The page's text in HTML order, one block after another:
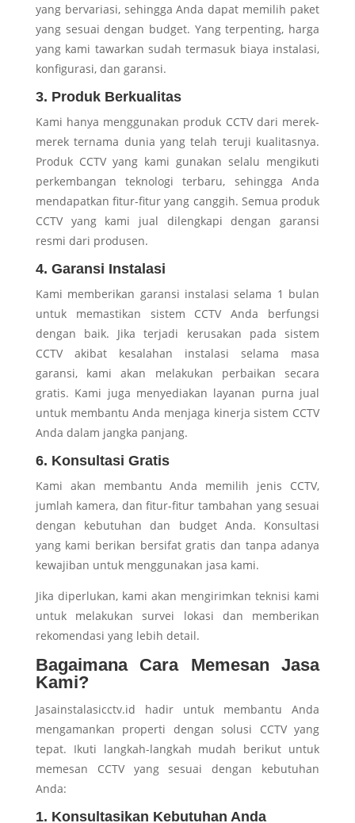
yang bervariasi, sehingga Anda dapat memilih paket
yang sesuai dengan budget. Yang terpenting, harga
yang kami tawarkan sudah termasuk biaya instalasi,
konfigurasi, dan garansi.
3. Produk Berkualitas
Kami hanya menggunakan produk CCTV dari merek-
merek ternama dunia yang telah teruji kualitasnya.
Produk CCTV yang kami gunakan selalu mengikuti
perkembangan teknologi terbaru, sehingga Anda
mendapatkan fitur-fitur yang canggih. Semua produk
CCTV yang kami jual dilengkapi dengan garansi
resmi dari produsen.
4. Garansi Instalasi
Kami memberikan garansi instalasi selama 1 bulan
untuk memastikan sistem CCTV Anda berfungsi
dengan baik. Jika terjadi kerusakan pada sistem
CCTV akibat kesalahan instalasi selama masa
garansi, kami akan melakukan perbaikan secara
gratis. Kami juga menyediakan layanan purna jual
untuk membantu Anda menjaga kinerja sistem CCTV
Anda dalam jangka panjang.
6. Konsultasi Gratis
Kami akan membantu Anda memilih jenis CCTV,
jumlah kamera, dan fitur-fitur tambahan yang sesuai
dengan kebutuhan dan budget Anda. Konsultasi
yang kami berikan bersifat gratis dan tanpa adanya
kewajiban untuk menggunakan jasa kami.
Jika diperlukan, kami akan mengirimkan teknisi kami
untuk melakukan survei lokasi dan memberikan
rekomendasi yang lebih detail.
Bagaimana Cara Memesan Jasa
Kami?
Jasainstalasicctv.id hadir untuk membantu Anda
mengamankan properti dengan solusi CCTV yang
tepat. Ikuti langkah-langkah mudah berikut untuk
memesan CCTV yang sesuai dengan kebutuhan
Anda:
1. Konsultasikan Kebutuhan Anda